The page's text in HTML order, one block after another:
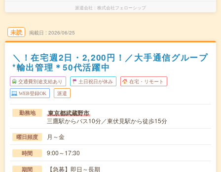
派遣会社 株式会社フェローシップ
未読 掲載日 2026/06/25
＼！在宅週2日・2,200円！／大手通信グループ
*輸出管理＊50代活躍中
交通費別途支給あり 土日祝日が休み 在宅・リモート
WEB登録OK 派遣
勤務地 東京都武蔵野市
三鷹駅からバス10分／東伏見駅から徒歩15分
曜日頻度 月～金
時間 9:00～17:30
期間 【急募】即日～長期